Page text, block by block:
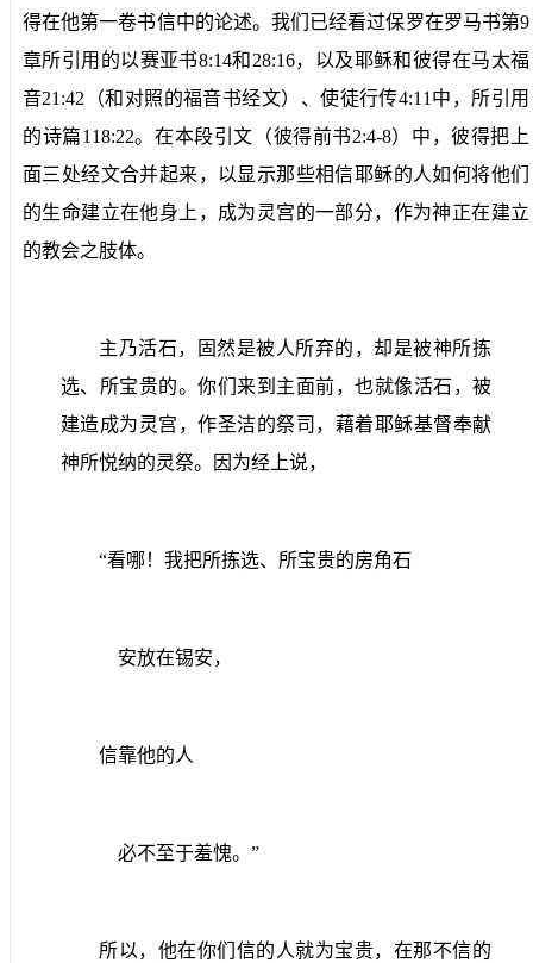
得在他第一卷书信中的论述。我们已经看过保罗在罗马书第9
章所引用的以赛亚书8:14和 28:16，以及耶稣和彼得在马太福
音21:42 （和对照的福音书经文）、使徒行传4:11 中，所引用
的诗篇118:22。在本段引文（彼得前书2:4-8）中，彼得把上
面三处经文合并起来，以显示那些相信耶稣的人如何将他们
的生命建立在他身上，成为灵宫的一部分，作为神正在建立
的教会之肢体。
主乃活石，固然是被人所弃的，却是被神所拣
选、所宝贵的。你们来到主面前，也就像活石，被
建造成为灵宫，作圣洁的祭司，藉着耶稣基督奉献
神所悦纳的灵祭。因为经上说，
“看哪！我把所拣选、所宝贵的房角石
安放在锡安，
信靠他的人
必不至于羞愧。”
所以，他在你们信的人就为宝贵，在那不信的